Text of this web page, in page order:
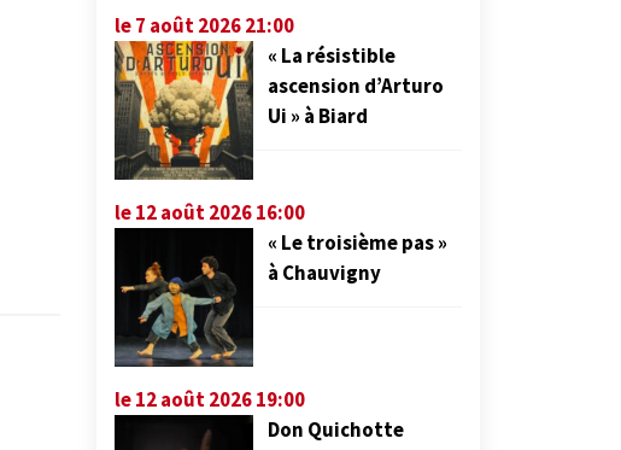
le 7 août 2026 21:00
« La résistible
ascension d’Arturo
Ui » à Biard
le 12 août 2026 16:00
« Le troisième pas »
à Chauvigny
le 12 août 2026 19:00
Don Quichotte